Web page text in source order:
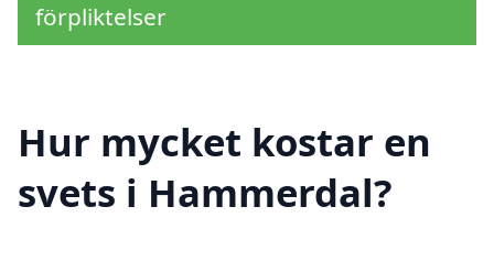
förpliktelser
Hur mycket kostar en
svets i Hammerdal?